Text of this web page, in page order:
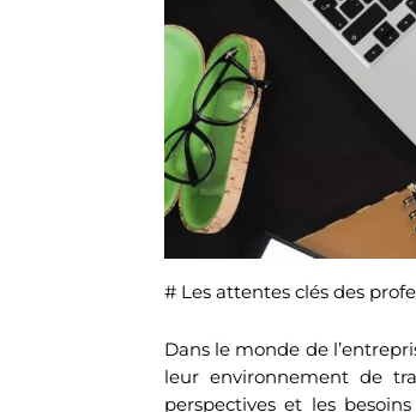
# Les attentes clés des
Dans le monde de
leur environnement de
perspectives et les